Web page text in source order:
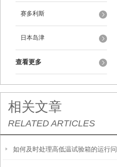
赛多利斯
日本岛津
查看更多
相关文章
RELATED ARTICLES
如何及时处理高低温试验箱的运行问